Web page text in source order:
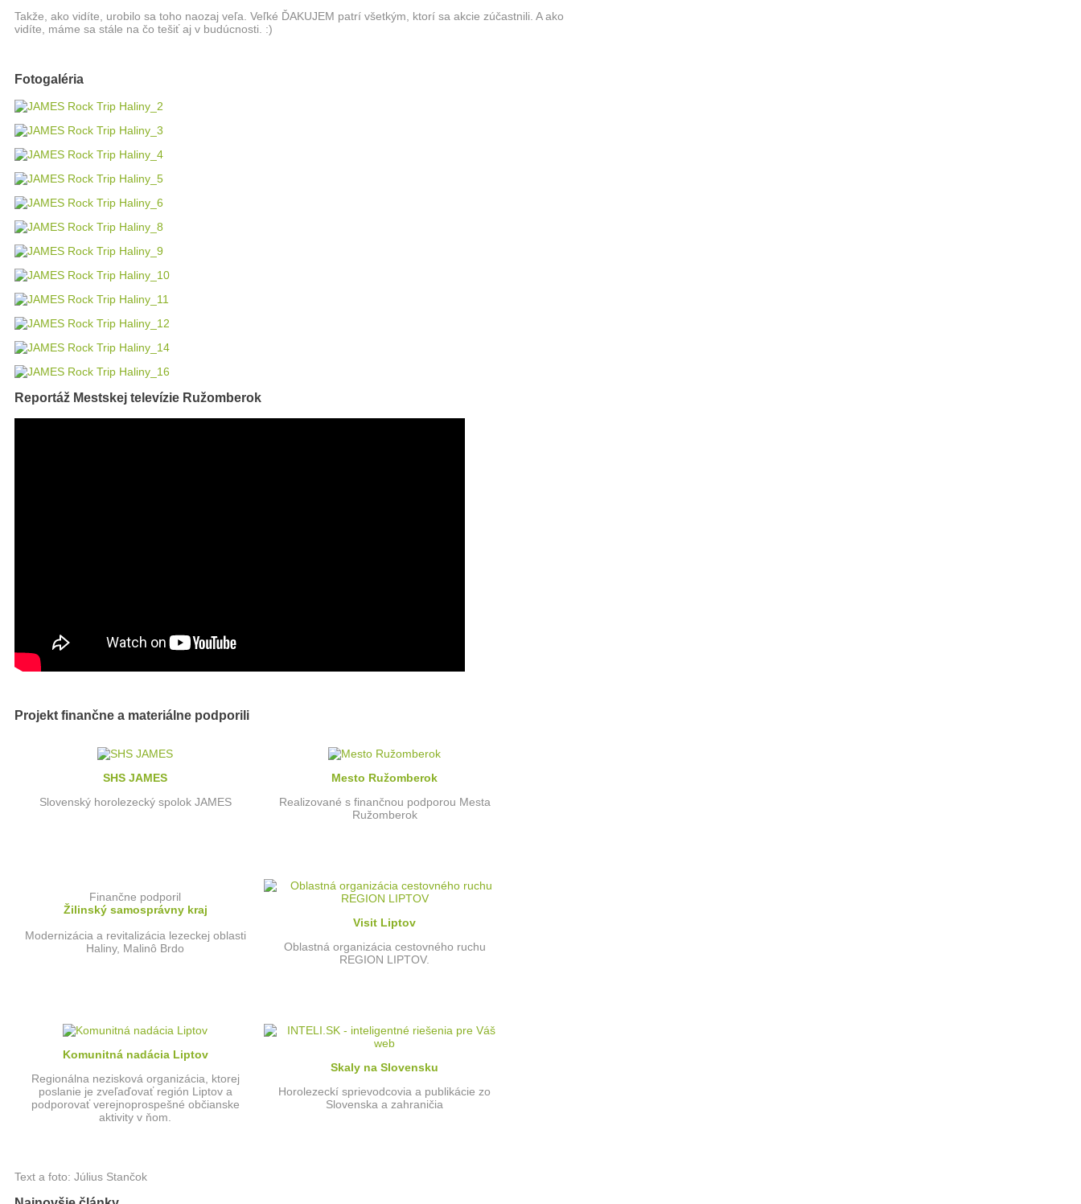
Takže, ako vidíte, urobilo sa toho naozaj veľa. Veľké ĎAKUJEM patrí všetkým, ktorí sa akcie zúčastnili. A ako
vidíte, máme sa stále na čo tešiť aj v budúcnosti. :)
Fotogaléria
Reportáž Mestskej televízie Ružomberok
Projekt finančne a materiálne podporili
SHS JAMES
Slovenský horolezecký spolok JAMES
Mesto Ružomberok
Realizované s finančnou podporou Mesta
Ružomberok
Finančne podporil
Žilinský samosprávny kraj
Modernizácia a revitalizácia lezeckej oblasti
Haliny, Malinô Brdo
Visit Liptov
Oblastná organizácia cestovného ruchu
REGION LIPTOV.
Komunitná nadácia Liptov
Regionálna nezisková organizácia, ktorej
poslanie je zveľaďovať región Liptov a
podporovať verejnoprospešné občianske
aktivity v ňom.
Skaly na Slovensku
Horolezeckí sprievodcovia a publikácie zo
Slovenska a zahraničia
Text a foto: Július Stančok